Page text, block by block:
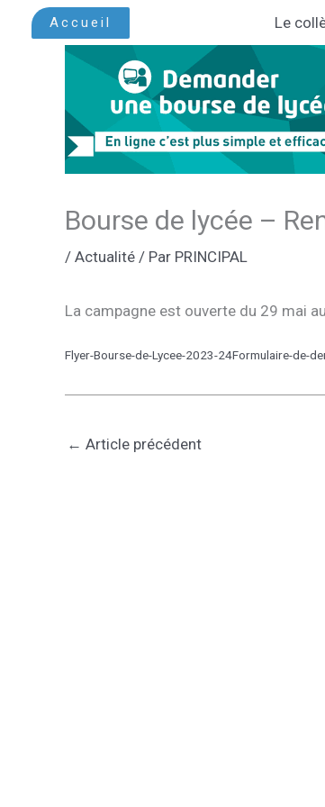
Accueil Le
Bourse de lycée –
/ Actualité / Par PRINCIPAL
La campagne est ouverte du 29 mai
Flyer-Bourse-de-Lycee-2023-24Formulaire-de-
← Article précédent